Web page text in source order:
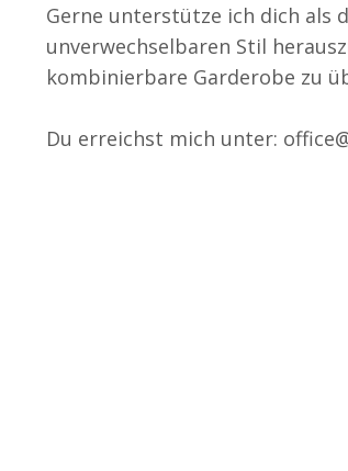
Gerne unterstütze ich dich als
unverwechselbaren Stil
kombinierbare Garderobe zu
Du erreichst mich unter: